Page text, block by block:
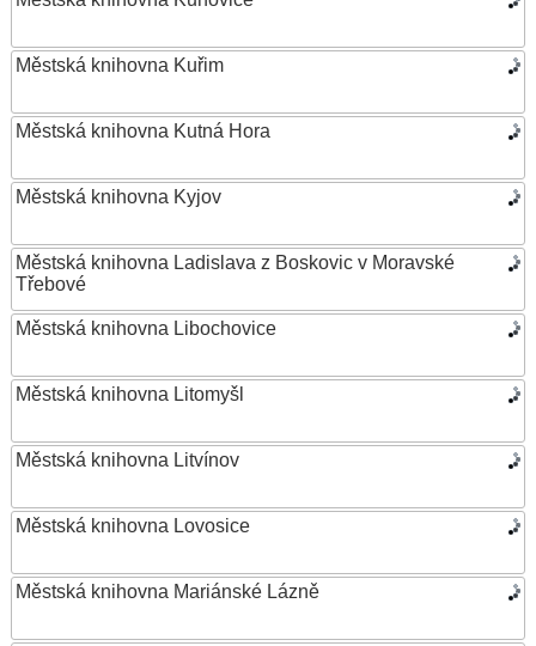
Městská knihovna Kuřim
Městská knihovna Kutná Hora
Městská knihovna Kyjov
Městská knihovna Ladislava z Boskovic v Moravské
Třebové
Městská knihovna Libochovice
Městská knihovna Litomyšl
Městská knihovna Litvínov
Městská knihovna Lovosice
Městská knihovna Mariánské Lázně